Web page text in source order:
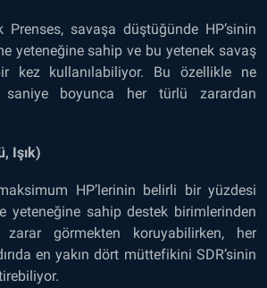
savaşa düştüğünde HP’sinin
yeteneğine sahip ve bu yetenek savaş
kez kullanılabiliyor. Bu özellikle ne
boyunca her türlü zarardan
Işık)
HP’lerinin belirli bir yüzdesi
yeteneğine sahip destek birimlerinden
görmekten koruyabilirken, her
en yakın dört müttefikini SDR’sinin